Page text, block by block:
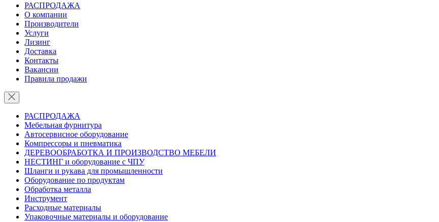
РАСПРОДАЖА
О компании
Производители
Услуги
Лизинг
Доставка
Контакты
Вакансии
Правила продажи
РАСПРОДАЖА
Мебельная фурнитура
Автосервисное оборудование
Компрессоры и пневматика
ДЕРЕВООБРАБОТКА И ПРОИЗВОДСТВО МЕБЕЛИ
НЕСТИНГ и оборудование с ЧПУ
Шланги и рукава для промышленности
Оборудование по продуктам
Обработка металла
Инструмент
Расходные материалы
Упаковочные материалы и оборудование